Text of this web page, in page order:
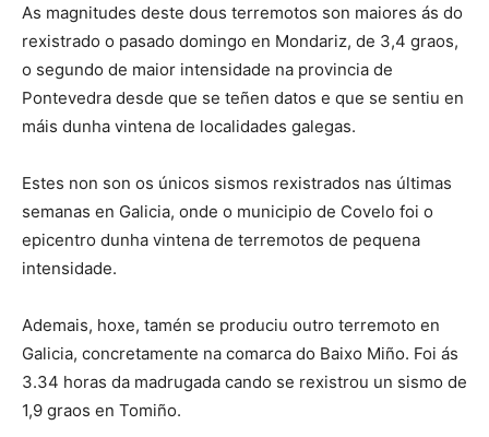
As magnitudes deste dous terremotos son maiores ás do
rexistrado o pasado domingo en Mondariz, de 3,4 graos,
o segundo de maior intensidade na provincia de
Pontevedra desde que se teñen datos e que se sentiu en
máis dunha vintena de localidades galegas.
Estes non son os únicos sismos rexistrados nas últimas
semanas en Galicia, onde o municipio de Covelo foi o
epicentro dunha vintena de terremotos de pequena
intensidade.
Ademais, hoxe, tamén se produciu outro terremoto en
Galicia, concretamente na comarca do Baixo Miño. Foi ás
3.34 horas da madrugada cando se rexistrou un sismo de
1,9 graos en Tomiño.